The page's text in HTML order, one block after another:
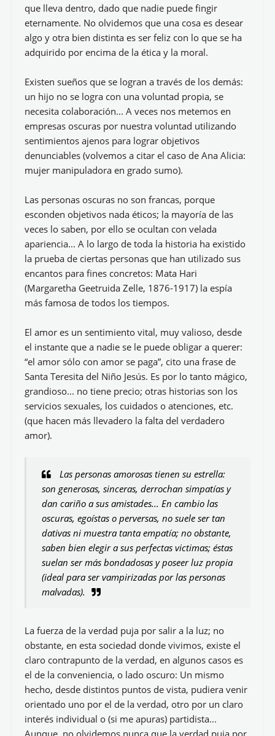
que lleva dentro, dado que nadie puede fingir
eternamente. No olvidemos que una cosa es desear
algo y otra bien distinta es ser feliz con lo que se ha
adquirido por encima de la ética y la moral.
Existen sueños que se logran a través de los demás:
un hijo no se logra con una voluntad propia, se
necesita colaboración... A veces nos metemos en
empresas oscuras por nuestra voluntad utilizando
sentimientos ajenos para lograr objetivos
denunciables (volvemos a citar el caso de Ana Alicia:
mujer manipuladora en grado sumo).
Las personas oscuras no son francas, porque
esconden objetivos nada éticos; la mayoría de las
veces lo saben, por ello se ocultan con velada
apariencia... A lo largo de toda la historia ha existido
la prueba de ciertas personas que han utilizado sus
encantos para fines concretos: Mata Hari
(Margaretha Geetruida Zelle, 1876-1917) la espía
más famosa de todos los tiempos.
El amor es un sentimiento vital, muy valioso, desde
el instante que a nadie se le puede obligar a querer:
“el amor sólo con amor se paga”, cito una frase de
Santa Teresita del Niño Jesús. Es por lo tanto mágico,
grandioso... no tiene precio; otras historias son los
servicios sexuales, los cuidados o atenciones, etc.
(que hacen más llevadero la falta del verdadero
amor).
Las personas amorosas tienen su estrella:
son generosas, sinceras, derrochan simpatías y
dan cariño a sus amistades... En cambio las
oscuras, egoístas o perversas, no suele ser tan
dativas ni muestra tanta empatía; no obstante,
saben bien elegir a sus perfectas victimas; éstas
suelan ser más bondadosas y poseer luz propia
(ideal para ser vampirizadas por las personas
malvadas).
La fuerza de la verdad puja por salir a la luz; no
obstante, en esta sociedad donde vivimos, existe el
claro contrapunto de la verdad, en algunos casos es
el de la conveniencia, o lado oscuro: Un mismo
hecho, desde distintos puntos de vista, pudiera venir
orientado uno por el de la verdad, otro por un claro
interés individual o (si me apuras) partidista...
Aunque, no olvidemos nunca que la verdad puja por